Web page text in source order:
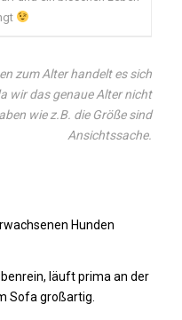
zum Alter handelt es sich
wir das genaue Alter nicht
wie z.B. die Größe sind
Ansichtssache.
Hunden
läuft prima an der
Sofa großartig.